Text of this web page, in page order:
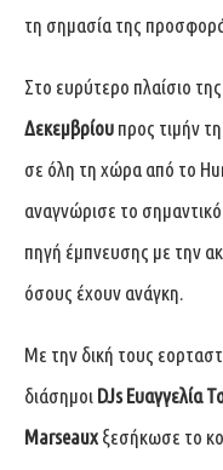
τη σημασία της
Στο ευρύτερο πλαίσιο της
Δεκεμβρίου προς τιμήν
σε όλη τη χώρα από το
αναγνώρισε το
πηγή έμπνευσης με την
όσους έχουν ανάγκη.
Με την δική τους
διάσημοι DJs Ευαγγελία
Marseaux ξεσήκωσε το